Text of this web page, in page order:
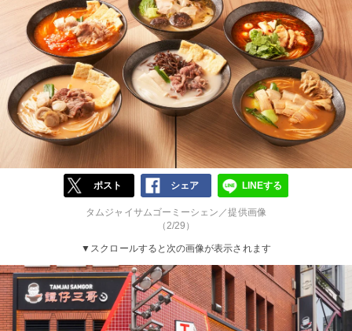
ポスト シェア LINEする
タムジャイサムゴーミーシェン／提供画像
（2/29）
▼スクロールすると次の画像が表示されます